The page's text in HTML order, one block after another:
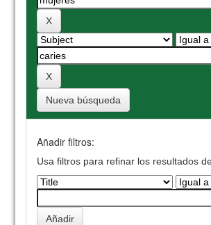
Nueva búsqueda
Añadir filtros:
Usa filtros para refinar los resultados